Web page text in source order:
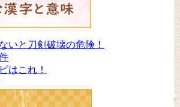
いと刀剣破壊の危険！
はこれ！